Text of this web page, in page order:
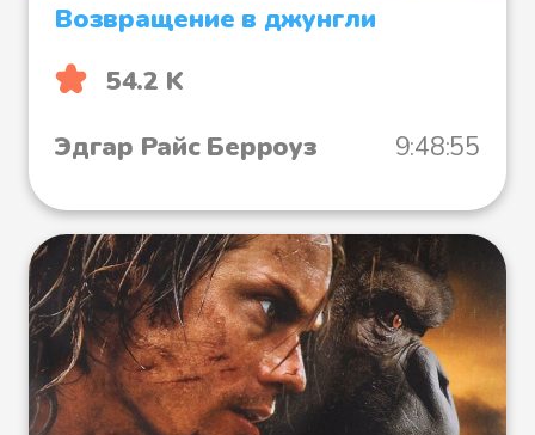
Возвращение в джунгли
54.2 K
Эдгар Райс Берроуз
9:48:55